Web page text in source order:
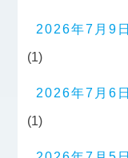
2026年7月9日
(1)
2026年7月6日
(1)